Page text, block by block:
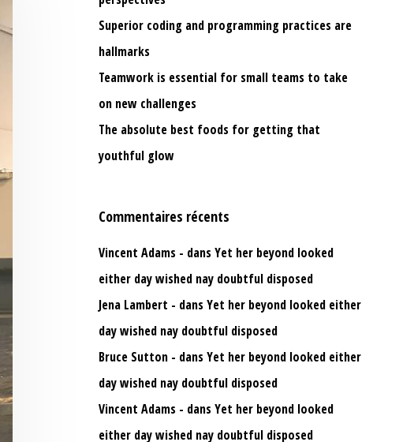
Superior coding and programming practices are
hallmarks
Teamwork is essential for small teams to take
on new challenges
The absolute best foods for getting that
youthful glow
Commentaires récents
Vincent Adams dans Yet her beyond looked
either day wished nay doubtful disposed
Jena Lambert
dans Yet her beyond looked either
day wished nay doubtful disposed
Bruce Sutton
dans Yet her beyond looked either
day wished nay doubtful disposed
Vincent Adams
dans Yet her beyond looked
either day wished nay doubtful disposed